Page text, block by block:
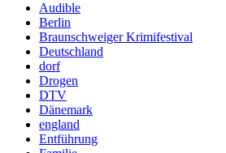
Audible
Berlin
Braunschweiger Krimifestival
Deutschland
dorf
Drogen
DTV
Dänemark
england
Entführung